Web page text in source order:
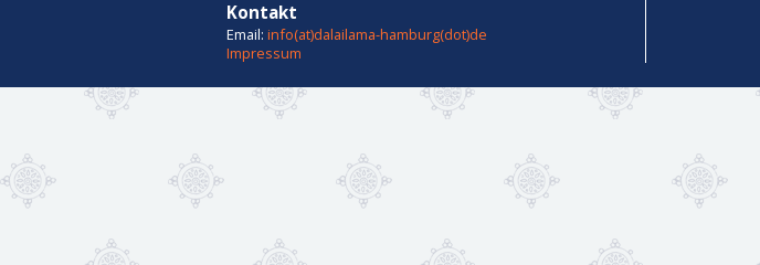
Kontakt
Email: info(at)dalailama-hamburg(dot)de
Impressum